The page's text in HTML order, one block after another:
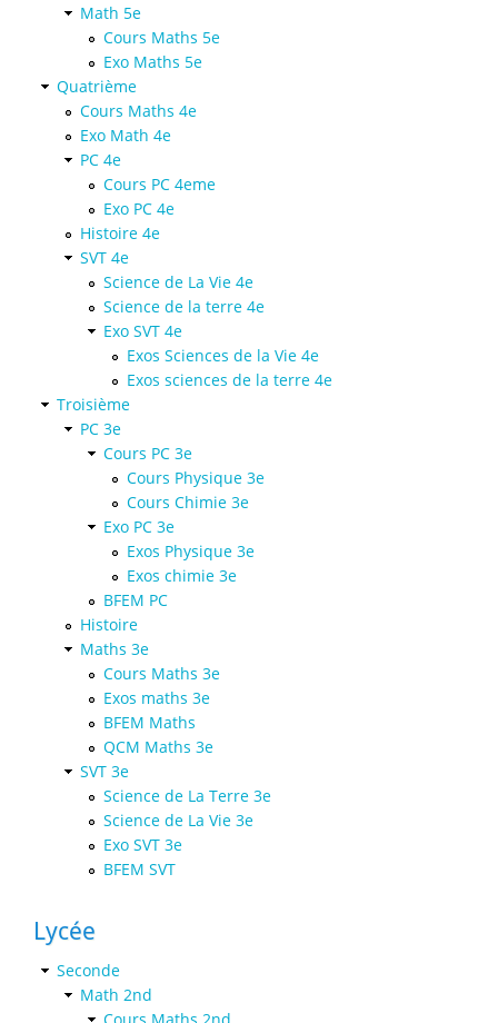
Math 5e
Cours Maths 5e
Exo Maths 5e
Quatrième
Cours Maths 4e
Exo Math 4e
PC 4e
Cours PC 4eme
Exo PC 4e
Histoire 4e
SVT 4e
Science de La Vie 4e
Science de la terre 4e
Exo SVT 4e
Exos Sciences de la Vie 4e
Exos sciences de la terre 4e
Troisième
PC 3e
Cours PC 3e
Cours Physique 3e
Cours Chimie 3e
Exo PC 3e
Exos Physique 3e
Exos chimie 3e
BFEM PC
Histoire
Maths 3e
Cours Maths 3e
Exos maths 3e
BFEM Maths
QCM Maths 3e
SVT 3e
Science de La Terre 3e
Science de La Vie 3e
Exo SVT 3e
BFEM SVT
Lycée
Seconde
Math 2nd